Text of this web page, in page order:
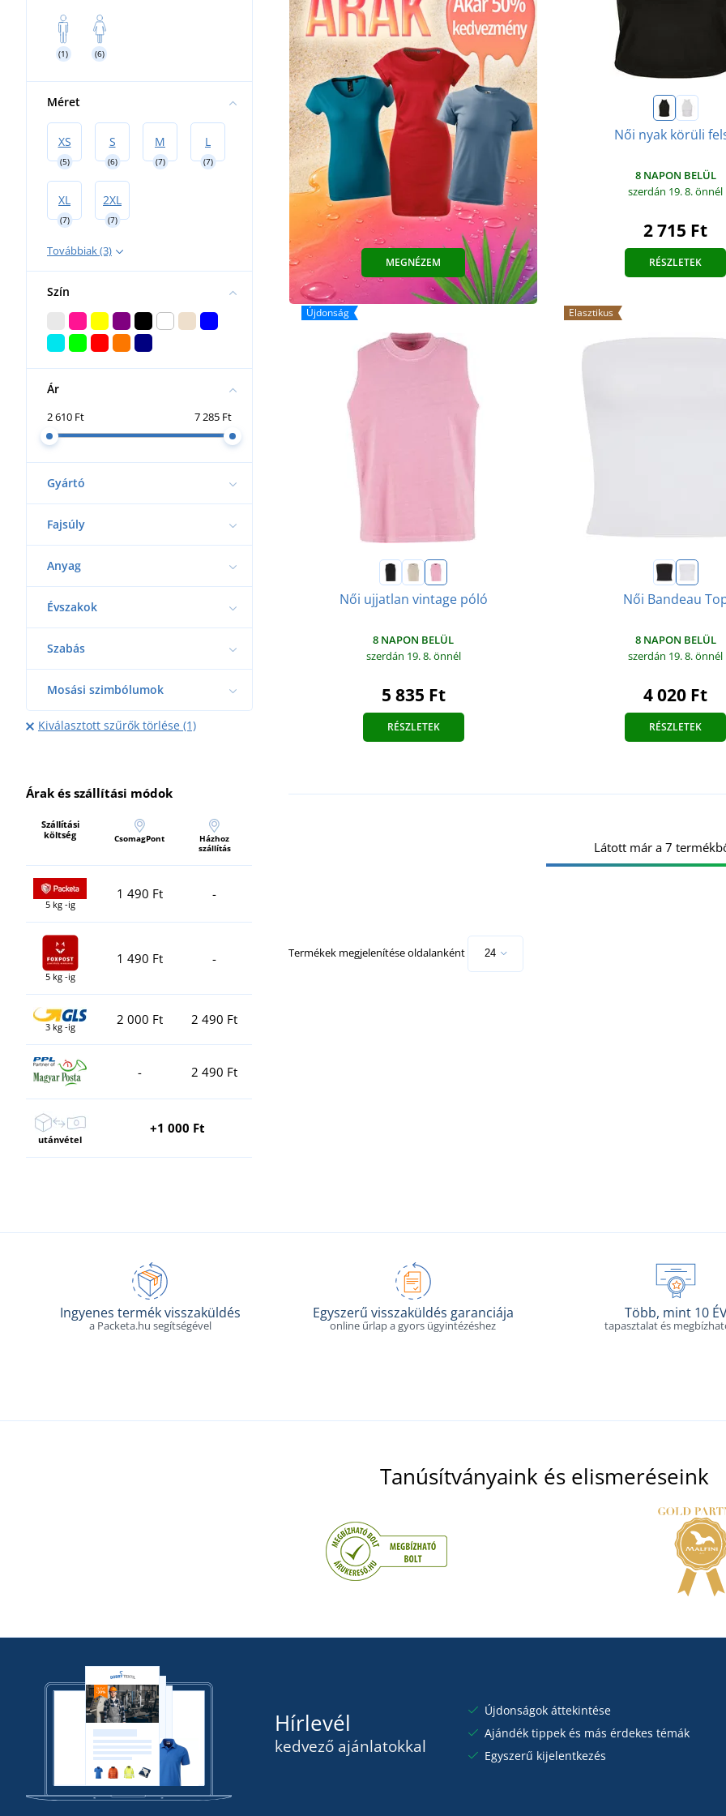
Kenusok
Esküvő
Törülközők és fürdőlepedők
Táskák és hátizsákok
(1) (6)
Méret
XS
(5)
S
(6)
M
(7)
L
(7)
XL
(7)
2XL
(7)
Továbbiak (3)
Szín
Ár
2 610 Ft 7 285 Ft
Gyártó
Fajsúly
Anyag
Évszakok
Szabás
Mosási szimbólumok
Kiválasztott szűrők törlése (1)
Árak és szállítási módok
Szállítási
költség
CsomagPont
Házhoz
szállítás
5 kg -ig
1 490 Ft -
5 kg -ig
1 490 Ft -
3 kg -ig 2 000 Ft 2 490 Ft
- 2 490 Ft
utánvétel
+1 000 Ft
MEGNÉZEM
Női nyak körüli
8 NAPON BELÜL
szerdán 19. 8.önnél
2 715 Ft
RÉSZLETEK
Újdonság
Női ujjatlan vintage póló
8 NAPON BELÜL
szerdán 19. 8.önnél
5 835 Ft
RÉSZLETEK
Elasztikus
Női Bandeau
8 NAPON BELÜL
szerdán 19. 8.önnél
4 020 Ft
RÉSZLETEK
Látott már a 7
Termékek megjelenítése oldalanként
Ingyenes termék visszaküldés
a Packeta.hu segítségével
Egyszerű visszaküldés garanciája
online űrlap a gyors ügyintézéshez
Több, mint 10
tapasztalat és
Tanúsítványaink és elismeréseink
Hírlevél
kedvező ajánlatokkal
Újdonságok áttekintése
Ajándék tippek és más érdekes témák
Egyszerű kijelentkezés